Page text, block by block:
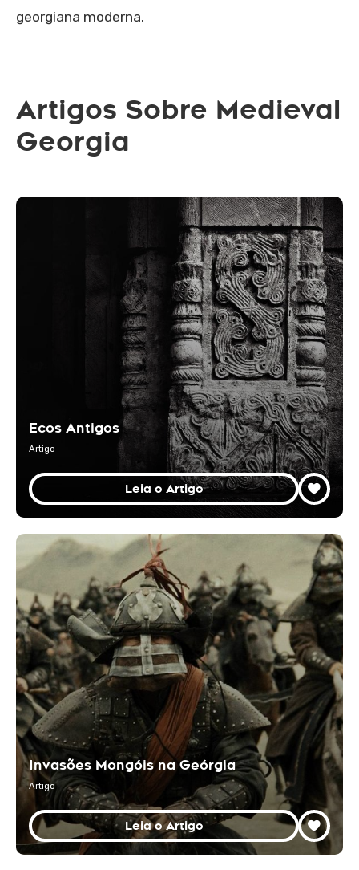
georgiana moderna.
Artigos Sobre Medieval
Georgia
Ecos Antigos
Artigo
Leia o Artigo
Invasões Mongóis na Geórgia
Artigo
Leia o Artigo